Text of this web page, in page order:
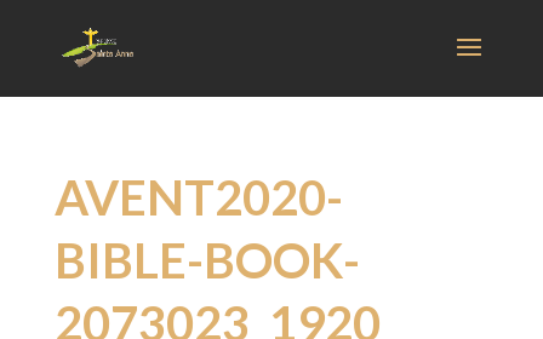
AVENT2020-
BIBLE-BOOK-
2073023_1920